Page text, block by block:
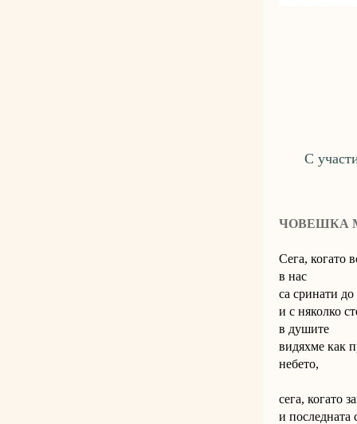
С
ЧОВЕШКА
Сега, когато
в нас
са сринати до
и с няколко
в душите
видяхме как
небето,
сега, когато
и последната